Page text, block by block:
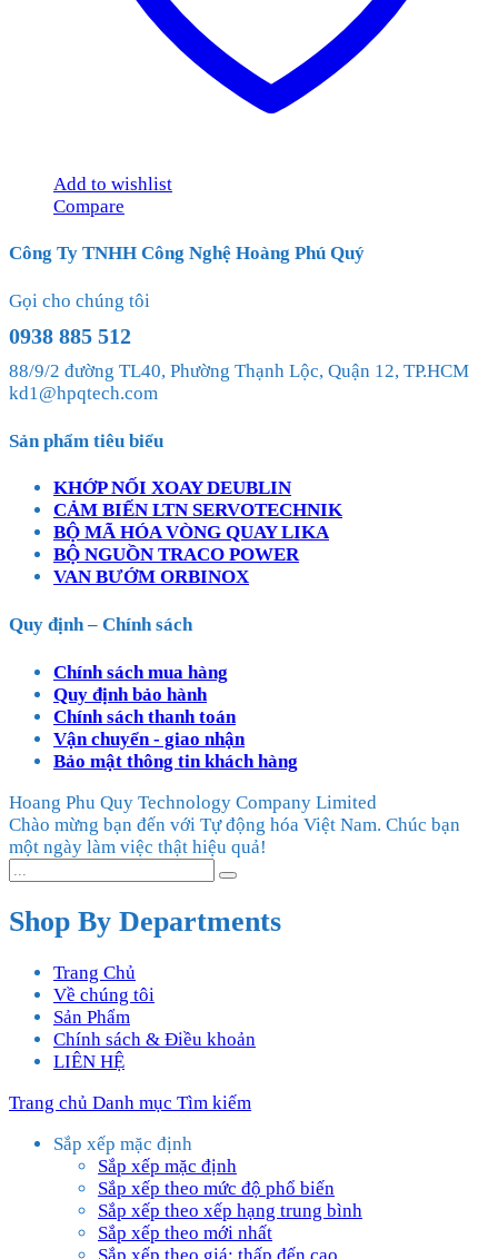
Add to wishlist
Compare
Công Ty TNHH Công Nghệ Hoàng Phú Quý
Gọi cho chúng tôi
0938 885 512
88/9/2 đường TL40, Phường Thạnh Lộc, Quận 12, TP.HCM
kd1@hpqtech.com
Sản phẩm tiêu biểu
KHỚP NỐI XOAY DEUBLIN
CẢM BIẾN LTN SERVOTECHNIK
BỘ MÃ HÓA VÒNG QUAY LIKA
BỘ NGUỒN TRACO POWER
VAN BƯỚM ORBINOX
Quy định – Chính sách
Chính sách mua hàng
Quy định bảo hành
Chính sách thanh toán
Vận chuyển - giao nhận
Bảo mật thông tin khách hàng
Hoang Phu Quy Technology Company Limited
Chào mừng bạn đến với Tự động hóa Việt Nam. Chúc bạn
một ngày làm việc thật hiệu quả!
Shop By Departments
Trang Chủ
Về chúng tôi
Sản Phẩm
Chính sách & Điều khoản
LIÊN HỆ
Trang chủ Danh mục Tìm kiếm
Sắp xếp mặc định
Sắp xếp mặc định
Sắp xếp theo mức độ phổ biến
Sắp xếp theo xếp hạng trung bình
Sắp xếp theo mới nhất